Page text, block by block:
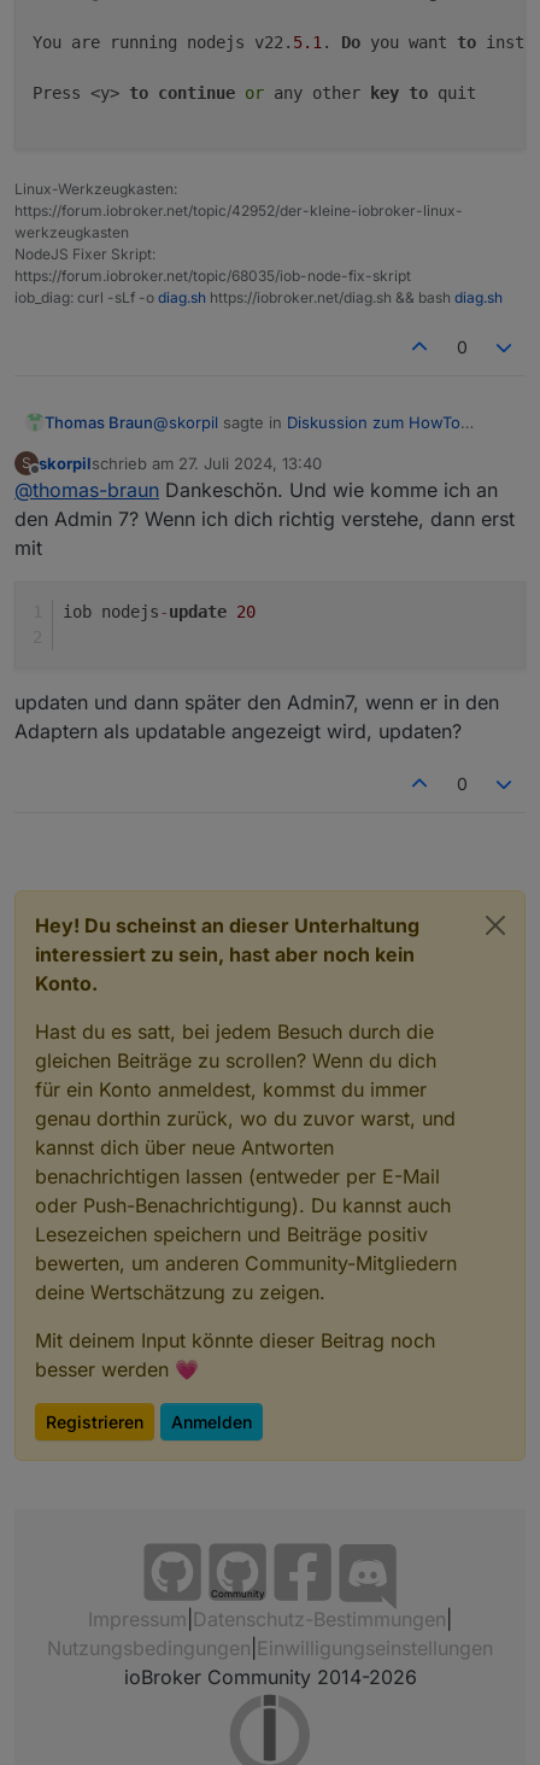
  Candidate: 18.20.4-1nodesource1
System-Betriebszeit: 00:33:29
time: 1722086029102
timeOffset: -120
Freier Festplattenspeicher: 9.1 GB
Aktive Instanzen: 5
Pfad: /opt/iobroker/
Betriebszeit: 00:00:22
aktiv:
sollte ich überhaupt updaten? Und dann mit:
Obwohl ich ja mit der 20 es schon mal versucht habe
noch einmal versuchen.
Danke für Hilfe.
Spoiler
You are running nodejs v22. 5.1 . Do you want to
Press <y> to continue or any other key to quit
Linux-Werkzeugkasten:
https://forum.iobroker.net/topic/42952/der-kleine-iobroker-linux-
werkzeugkasten
NodeJS Fixer Skript:
https://forum.iobroker.net/topic/68035/iob-node-fix-skript
iob_diag: curl -sLf -o diag.sh https://iobroker.net/diag.sh && bash diag.sh
0
Thomas Braun@skorpil sagte in Diskussion zum HowTo
mit anderen Worten: die 20 wird NICHT
gefunden.
Das hängt mit dem admin zusammen. Der hat
You are running nodejs v22.5.1. Do you
S
Offline
skorpilschrieb am 27. Juli 2024, 13:40
zuletzt editiert von
@thomas-braun Dankeschön. Und wie komme ich an
den Admin 7? Wenn ich dich richtig verstehe, dann erst
mit
iob nodejs-update 20
updaten und dann später den Admin7, wenn er in den
Adaptern als updatable angezeigt wird, updaten?
0
Hey! Du scheinst an dieser Unterhaltung
interessiert zu sein, hast aber noch kein
Konto.
Hast du es satt, bei jedem Besuch durch die
gleichen Beiträge zu scrollen? Wenn du dich
für ein Konto anmeldest, kommst du immer
genau dorthin zurück, wo du zuvor warst, und
kannst dich über neue Antworten
benachrichtigen lassen (entweder per E-Mail
oder Push-Benachrichtigung). Du kannst auch
Lesezeichen speichern und Beiträge positiv
bewerten, um anderen Community-Mitgliedern
deine Wertschätzung zu zeigen.
Mit deinem Input könnte dieser Beitrag noch
besser werden 💗
Registrieren Anmelden
Community
Impressum Datenschutz-Bestimmungen
Nutzungsbedingungen Einwilligungseinstellungen
ioBroker Community 2014-2026